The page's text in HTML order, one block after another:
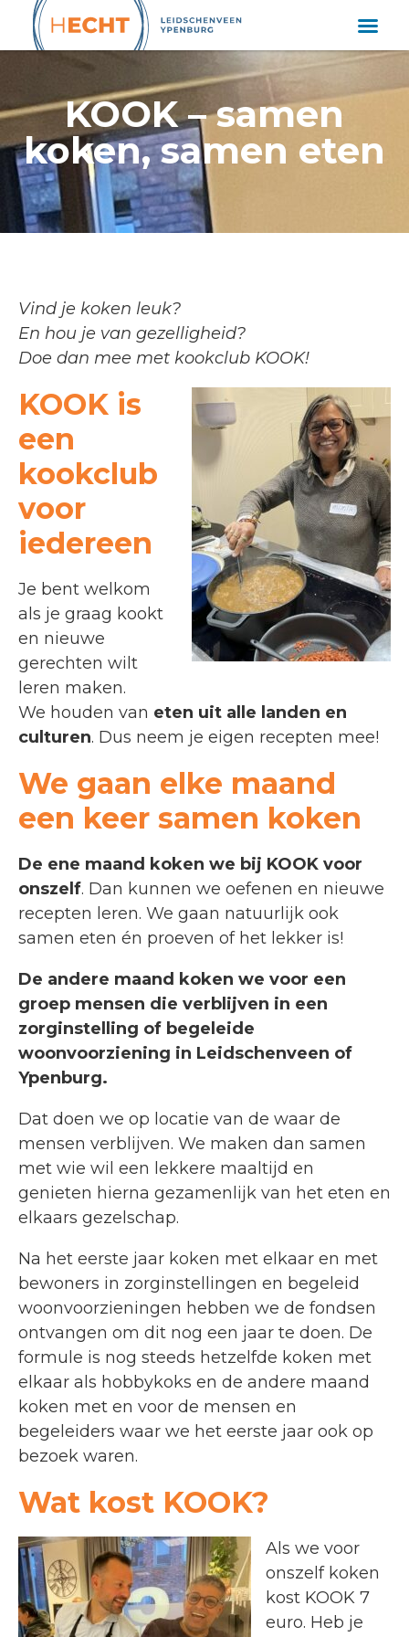
KOOK – samen
koken, samen eten
Vind je koken leuk?
En hou je van gezelligheid?
Doe dan mee met kookclub KOOK!
KOOK is
een
kookclub
voor
iedereen
Je bent welkom
als je graag kookt
en nieuwe
gerechten wilt
leren maken.
We houden van eten uit alle landen en
culturen. Dus neem je eigen recepten mee!
We gaan elke maand
een keer samen koken
De ene maand koken we bij KOOK voor
onszelf. Dan kunnen we oefenen en nieuwe
recepten leren. We gaan natuurlijk ook
samen eten én proeven of het lekker is!
De andere maand koken we voor een
groep mensen die verblijven in een
zorginstelling of begeleide
woonvoorziening in Leidschenveen of
Ypenburg.
Dat doen we op locatie van de waar de
mensen verblijven. We maken dan samen
met wie wil een lekkere maaltijd en
genieten hierna gezamenlijk van het eten en
elkaars gezelschap.
Na het eerste jaar koken met elkaar en met
bewoners in zorginstellingen en begeleid
woonvoorzieningen hebben we de fondsen
ontvangen om dit nog een jaar te doen. De
formule is nog steeds hetzelfde koken met
elkaar als hobbykoks en de andere maand
koken met en voor de mensen en
begeleiders waar we het eerste jaar ook op
bezoek waren.
Wat kost KOOK?
Als we voor
onszelf koken
kost KOOK 7
euro. Heb je